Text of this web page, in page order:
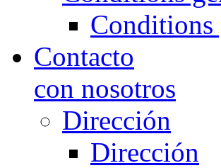
Conditions
Contacto
con nosotros
Dirección
Dirección